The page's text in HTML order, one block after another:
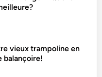
vieux trampoline en
balançoire!